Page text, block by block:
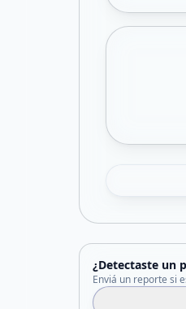
¿Detectaste un
Enviá un reporte si